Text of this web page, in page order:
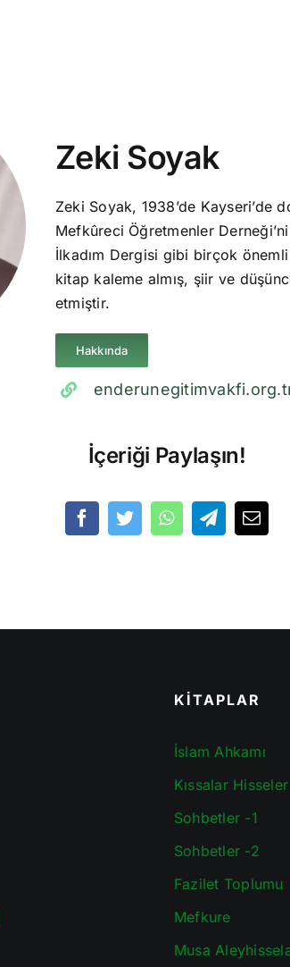
Zeki Soyak
Zeki Soyak, 1938’de Kayseri’de
Mefkûreci Öğretmenler
İlkadım Dergisi gibi birçok
kitap kaleme almış, şiir ve
etmiştir.
Hakkında
İçeriği Paylaşın!
KİTAPLAR
İslam Ahkamı
Kıssalar Hisseler
Sohbetler -1
Sohbetler -2
Fazilet Toplumu
Mefkure
Musa